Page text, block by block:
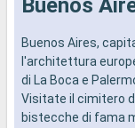
Buenos
Buenos Aires,
l'architettura
di La Boca e
Visitate il cimitero
bistecche di fama